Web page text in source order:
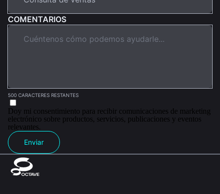
COMENTARIOS
500 CARACTERES RESTANTES
Doy mi consentimiento para recibir comunicaciones de marketing
electrónico sobre productos, servicios, publicaciones y eventos
relevantes.
Enviar